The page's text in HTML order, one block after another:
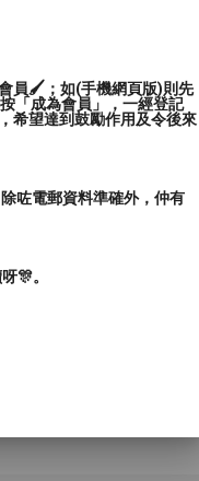
員🖌️；如(手機網頁版)則先
「成為會員」，一經登記
希望達到鼓勵作用及令後來
咗電郵資料準確外，仲有
🎊。